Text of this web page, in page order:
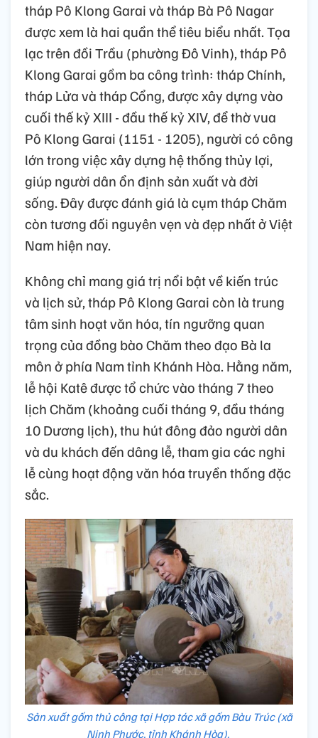
tháp Pô Klong Garai và tháp Bà Pô Nagar
được xem là hai quần thể tiêu biểu nhất. Tọa
lạc trên đồi Trầu (phường Đô Vinh), tháp Pô
Klong Garai gồm ba công trình: tháp Chính,
tháp Lửa và tháp Cổng, được xây dựng vào
cuối thế kỷ XIII - đầu thế kỷ XIV, để thờ vua
Pô Klong Garai (1151 - 1205), người có công
lớn trong việc xây dựng hệ thống thủy lợi,
giúp người dân ổn định sản xuất và đời
sống. Đây được đánh giá là cụm tháp Chăm
còn tương đối nguyên vẹn và đẹp nhất ở Việt
Nam hiện nay.
Không chỉ mang giá trị nổi bật về kiến trúc
và lịch sử, tháp Pô Klong Garai còn là trung
tâm sinh hoạt văn hóa, tín ngưỡng quan
trọng của đồng bào Chăm theo đạo Bà la
môn ở phía Nam tỉnh Khánh Hòa. Hằng năm,
lễ hội Katê được tổ chức vào tháng 7 theo
lịch Chăm (khoảng cuối tháng 9, đầu tháng
10 Dương lịch), thu hút đông đảo người dân
và du khách đến dâng lễ, tham gia các nghi
lễ cùng hoạt động văn hóa truyền thống đặc
sắc.
Sản xuất gốm thủ công tại Hợp tác xã gốm Bàu Trúc (xã
Ninh Phước, tỉnh Khánh Hòa).